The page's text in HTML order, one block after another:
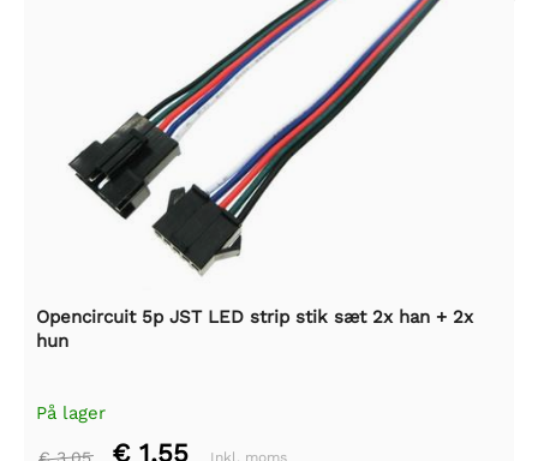
Opencircuit 5p JST LED strip stik sæt 2x han + 2x
hun
På lager
€ 1,55 Inkl. moms